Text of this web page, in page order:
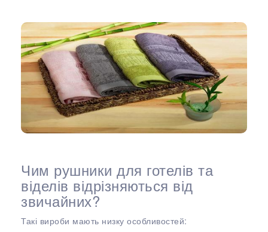
Чим рушники для готелів та
віделів відрізняються від
звичайних?
Такі вироби мають низку особливостей: